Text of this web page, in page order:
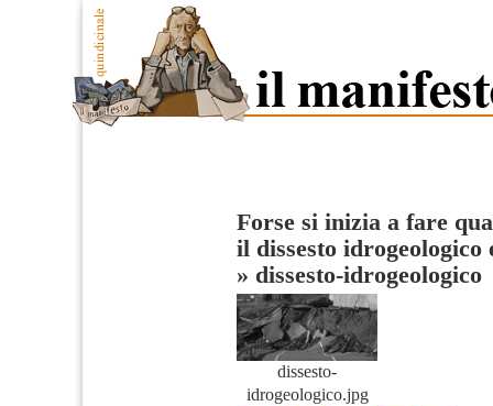
Forse si inizia a fare
il dissesto
» dissesto-idrogeologico
dissesto-
idrogeologico.jpg